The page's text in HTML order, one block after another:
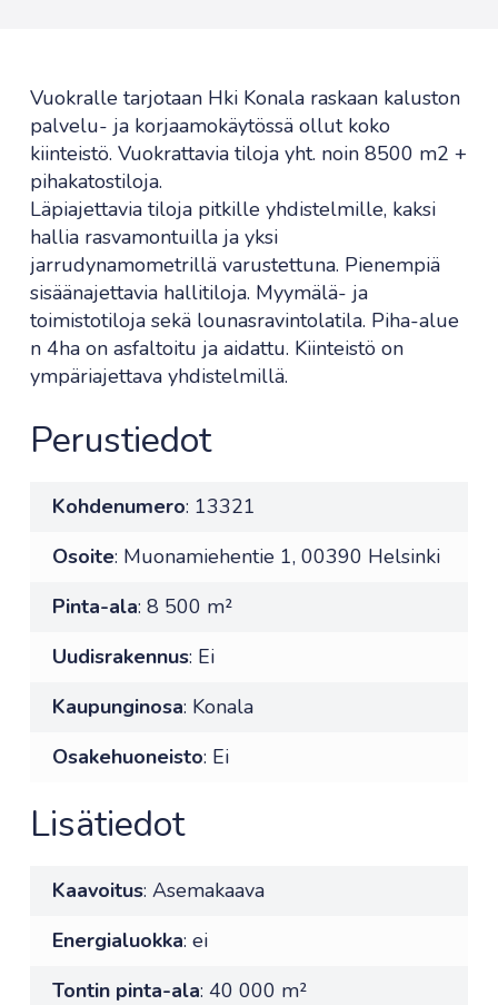
Vuokralle tarjotaan Hki Konala raskaan kaluston
palvelu- ja korjaamokäytössä ollut koko
kiinteistö. Vuokrattavia tiloja yht. noin 8500 m2 +
pihakatostiloja.
Läpiajettavia tiloja pitkille yhdistelmille, kaksi
hallia rasvamontuilla ja yksi
jarrudynamometrillä varustettuna. Pienempiä
sisäänajettavia hallitiloja. Myymälä- ja
toimistotiloja sekä lounasravintolatila. Piha-alue
n 4ha on asfaltoitu ja aidattu. Kiinteistö on
ympäriajettava yhdistelmillä.
Perustiedot
Kohdenumero: 13321
Osoite: Muonamiehentie 1, 00390 Helsinki
Pinta-ala: 8 500 m²
Uudisrakennus: Ei
Kaupunginosa: Konala
Osakehuoneisto: Ei
Lisätiedot
Kaavoitus: Asemakaava
Energialuokka: ei
Tontin pinta-ala: 40 000 m²